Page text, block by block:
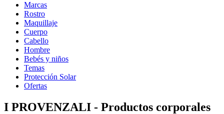
Marcas
Rostro
Maquillaje
Cuerpo
Cabello
Hombre
Bebés y niños
Temas
Protección Solar
Ofertas
I PROVENZALI - Productos corporales